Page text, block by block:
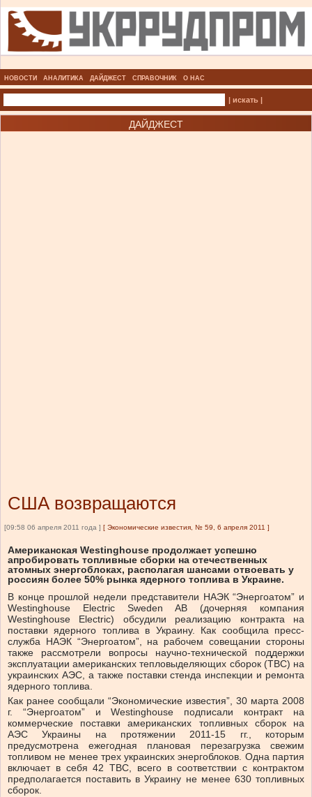
НОВОСТИ АНАЛИТИКА ДАЙДЖЕСТ СПРАВОЧНИК О НАС
| искать |
ДАЙДЖЕСТ
США возвращаются
[09:58 06 апреля 2011 года ] [ Экономические известия, № 59, 6 апреля 2011 ]
Американская Westinghouse продолжает успешно
апробировать топливные сборки на отечественных
атомных энергоблоках, располагая шансами отвоевать у
россиян более 50% рынка ядерного топлива в Украине.
В конце прошлой недели представители НАЭК “Энергоатом” и
Westinghouse Electric Sweden AB (дочерняя компания
Westinghouse Electric) обсудили реализацию контракта на
поставки ядерного топлива в Украину. Как сообщила пресс-
служба НАЭК “Энергоатом”, на рабочем совещании стороны
также рассмотрели вопросы научно-технической поддержки
эксплуатации американских тепловыделяющих сборок (ТВС) на
украинских АЭС, а также поставки стенда инспекции и ремонта
ядерного топлива.
Как ранее сообщали “Экономические известия”, 30 марта 2008
г. “Энергоатом” и Westinghouse подписали контракт на
коммерческие поставки американских топливных сборок на
АЭС Украины на протяжении 2011-15 гг., которым
предусмотрена ежегодная плановая перезагрузка свежим
топливом не менее трех украинских энергоблоков. Одна партия
включает в себя 42 ТВС, всего в соответствии с контрактом
предполагается поставить в Украину не менее 630 топливных
сборок.